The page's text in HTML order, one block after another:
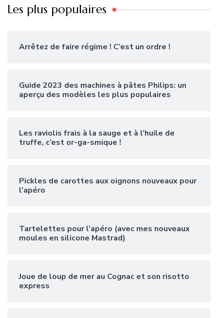
Les plus populaires
Arrêtez de faire régime ! C’est un ordre !
Guide 2023 des machines à pâtes Philips: un
aperçu des modèles les plus populaires
Les raviolis frais à la sauge et à l’huile de
truffe, c’est or-ga-smique !
Pickles de carottes aux oignons nouveaux pour
l’apéro
Tartelettes pour l’apéro (avec mes nouveaux
moules en silicone Mastrad)
Joue de loup de mer au Cognac et son risotto
express